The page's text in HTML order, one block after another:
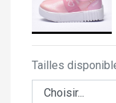
Tailles